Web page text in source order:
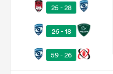
25 - 28
26 - 18
59 - 26